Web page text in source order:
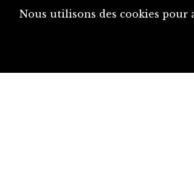
Nous utilisons des cookies